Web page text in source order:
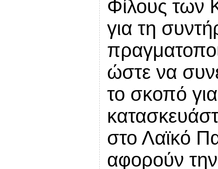
Φίλους των
για τη
ώστε να
το σκοπό
στο Λαϊκό
αφορούν